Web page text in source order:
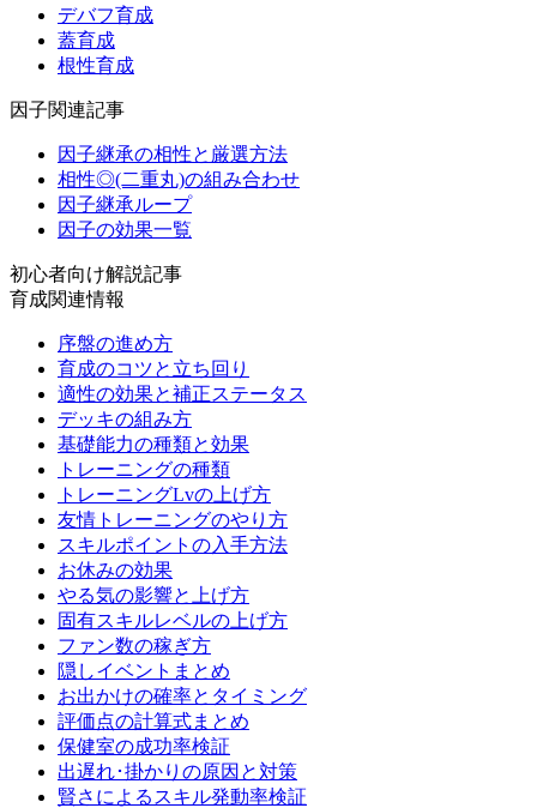
デバフ育成
蓋育成
根性育成
因子関連記事
因子継承の相性と厳選方法
相性◎(二重丸)の組み合わせ
因子継承ループ
因子の効果一覧
初心者向け解説記事
育成関連情報
序盤の進め方
育成のコツと立ち回り
適性の効果と補正ステータス
デッキの組み方
基礎能力の種類と効果
トレーニングの種類
トレーニングLvの上げ方
友情トレーニングのやり方
スキルポイントの入手方法
お休みの効果
やる気の影響と上げ方
固有スキルレベルの上げ方
ファン数の稼ぎ方
隠しイベントまとめ
お出かけの確率とタイミング
評価点の計算式まとめ
保健室の成功率検証
出遅れ･掛かりの原因と対策
賢さによるスキル発動率検証